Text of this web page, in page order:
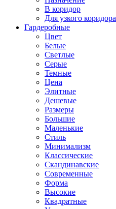
В коридор
Для узкого коридора
Гардеробные
Цвет
Белые
Светлые
Серые
Темные
Цена
Элитные
Дешевые
Размеры
Большие
Маленькие
Стиль
Минимализм
Классические
Скандинавские
Современные
Форма
Высокие
Квадратные